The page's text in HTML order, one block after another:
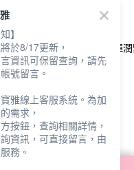
蜂王膠原
isLeaf蜂王乳彈
凝露80g
方式之詳情，及若您不希
】
於8/17更新，
資訊可保留查詢，請先
號留言。
雅線上客服系統。為加
需求，
按鈕，查詢相關詳情，
資訊，可直接留言，由
務。